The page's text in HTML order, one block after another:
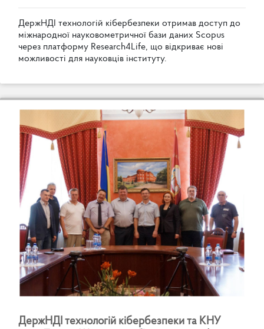
ДержНД технологій кібербезпеки отримав доступ до
міжнародної науковометричної бази даних Scopus
через платформу Research4Life, що відкриває нові
можливості для науковців інституту.
ДержНДІ технологій кібербезпеки та КНУ